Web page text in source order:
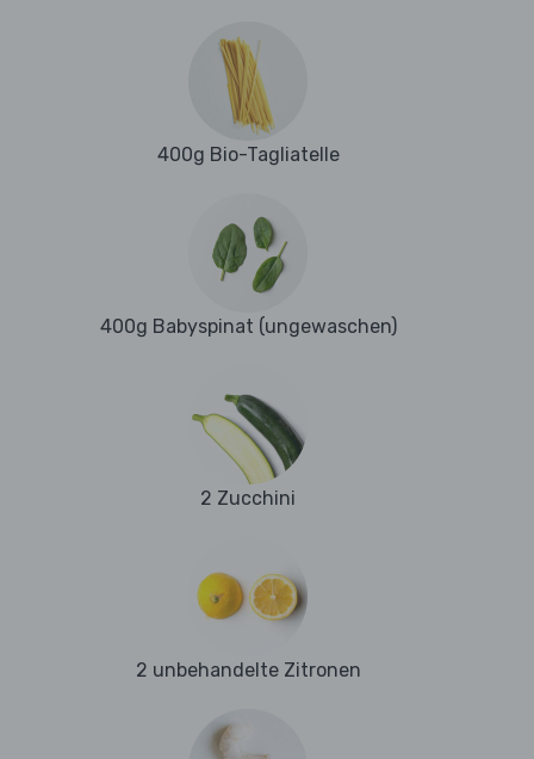
400g Bio-Tagliatelle
400g Babyspinat (ungewaschen)
2 Zucchini
2 unbehandelte Zitronen